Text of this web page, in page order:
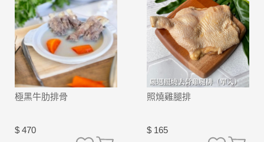
極黑牛肋排骨
$ 470
照燒雞腿排
$ 165